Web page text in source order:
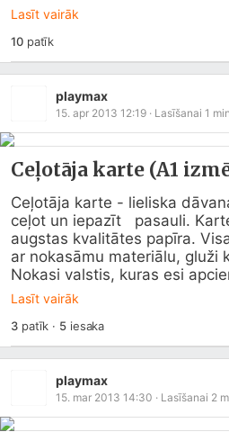
Lasīt vairāk
10patīk
playmax
15. apr 2013 12:19 · Lasīšanai 1 min
Ceļotāja karte (A1
Ceļotāja karte - lieliska
ceļot un iepazīt   pasauli.
augstas kvalitātes papīra.
ar nokasāmu materiālu, gluži
Nokasi valstis, kuras esi
Lasīt vairāk
3patīk · 5iesaka
playmax
15. mar 2013 14:30 · Lasīšanai 2